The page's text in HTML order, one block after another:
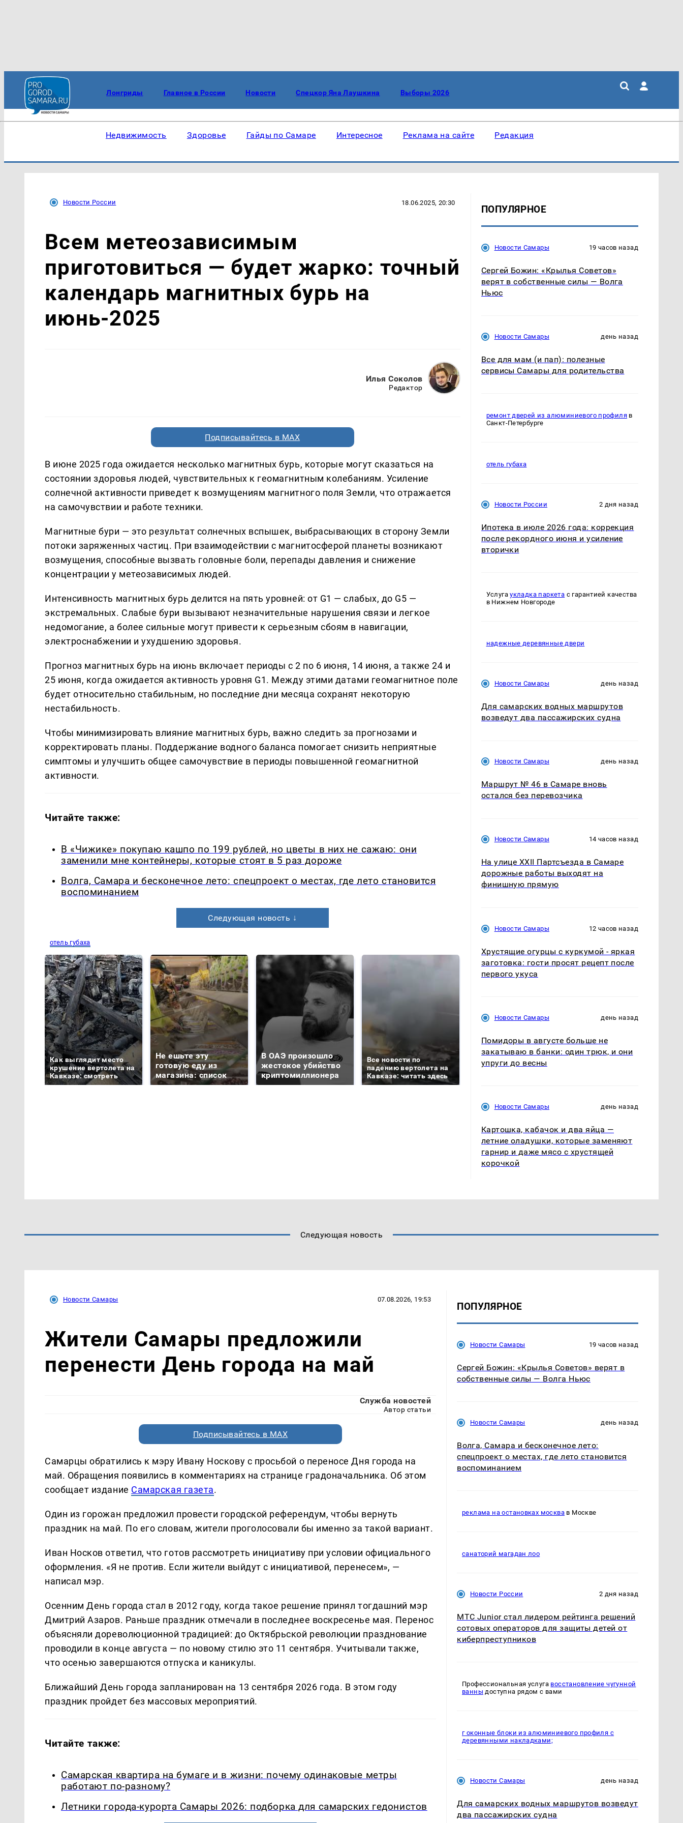
Лонгриды Главное в России Новости Спецкор Яна Лаушкина Выборы 2026
Недвижимость Здоровье Гайды по Самаре Интересное Реклама на сайте Редакция
Новости России 18.06.2025, 20:30
Всем метеозависимым
приготовиться — будет жарко: точный
календарь магнитных бурь на
июнь-2025
Илья Соколов
Редактор
Подписывайтесь в MAX
В июне 2025 года ожидается несколько магнитных бурь, которые могут сказаться на
состоянии здоровья людей, чувствительных к геомагнитным колебаниям. Усиление
солнечной активности приведет к возмущениям магнитного поля Земли, что отражается
на самочувствии и работе техники.
Магнитные бури — это результат солнечных вспышек, выбрасывающих в сторону Земли
потоки заряженных частиц. При взаимодействии с магнитосферой планеты возникают
возмущения, способные вызвать головные боли, перепады давления и снижение
концентрации у метеозависимых людей.
Интенсивность магнитных бурь делится на пять уровней: от G1 — слабых, до G5 —
экстремальных. Слабые бури вызывают незначительные нарушения связи и легкое
недомогание, а более сильные могут привести к серьезным сбоям в навигации,
электроснабжении и ухудшению здоровья.
Прогноз магнитных бурь на июнь включает периоды с 2 по 6 июня, 14 июня, а также 24 и
25 июня, когда ожидается активность уровня G1. Между этими датами геомагнитное поле
будет относительно стабильным, но последние дни месяца сохранят некоторую
нестабильность.
Чтобы минимизировать влияние магнитных бурь, важно следить за прогнозами и
корректировать планы. Поддержание водного баланса помогает снизить неприятные
симптомы и улучшить общее самочувствие в периоды повышенной геомагнитной
активности.
Читайте также:
В «Чижике» покупаю кашпо по 199 рублей, но цветы в них не сажаю: они
заменили мне контейнеры, которые стоят в 5 раз дороже
Волга, Самара и бесконечное лето: спецпроект о местах, где лето становится
воспоминанием
Следующая новость ↓
отель губаха
Как выглядит место
крушение вертолета на
Кавказе: смотреть
Не ешьте эту
готовую еду из
магазина: список
В ОАЭ произошло
жестокое убийство
криптомиллионера
Все новости по
падению вертолета на
Кавказе: читать здесь
Таких событий не
было с 1945: чего
ПОПУЛЯРНОЕ
Новости Самары 19 часов назад
Сергей Божин: «Крылья Советов»
верят в собственные силы — Волга
Ньюс
Новости Самары день назад
Все для мам (и пап): полезные
сервисы Самары для родительства
ремонт дверей из алюминиевого профиля в
Санкт-Петербурге
отель губаха
Новости России 2 дня назад
Ипотека в июле 2026 года: коррекция
после рекордного июня и усиление
вторички
Услугаукладка паркета с гарантией качества
в Нижнем Новгороде
надежные деревянные двери
Новости Самары день назад
Для самарских водных маршрутов
возведут два пассажирских судна
Новости Самары день назад
Маршрут № 46 в Самаре вновь
остался без перевозчика
Новости Самары 14 часов назад
На улице XXII Партсъезда в Самаре
дорожные работы выходят на
финишную прямую
Новости Самары 12 часов назад
Хрустящие огурцы с куркумой - яркая
заготовка: гости просят рецепт после
первого укуса
Новости Самары день назад
Помидоры в августе больше не
закатываю в банки: один трюк, и они
упруги до весны
Новости Самары день назад
Картошка, кабачок и два яйца —
летние оладушки, которые заменяют
гарнир и даже мясо с хрустящей
корочкой
Следующая новость
Новости Самары 07.08.2026, 19:53
Жители Самары предложили
перенести День города на май
Служба новостей
Автор статьи
Подписывайтесь в MAX
Самарцы обратились к мэру Ивану Носкову с просьбой о переносе Дня города на
май. Обращения появились в комментариях на странице градоначальника. Об этом
сообщает издание Самарская газета.
Один из горожан предложил провести городской референдум, чтобы вернуть
праздник на май. По его словам, жители проголосовали бы именно за такой вариант.
Иван Носков ответил, что готов рассмотреть инициативу при условии официального
оформления. «Я не против. Если жители выйдут с инициативой, перенесем», —
написал мэр.
Осенним День города стал в 2012 году, когда такое решение принял тогдашний мэр
Дмитрий Азаров. Раньше праздник отмечали в последнее воскресенье мая. Перенос
объясняли дореволюционной традицией: до Октябрьской революции празднование
проводили в конце августа — по новому стилю это 11 сентября. Учитывали также,
что осенью завершаются отпуска и каникулы.
Ближайший День города запланирован на 13 сентября 2026 года. В этом году
праздник пройдет без массовых мероприятий.
Читайте также:
Самарская квартира на бумаге и в жизни: почему одинаковые метры
работают по-разному?
Летники города-курорта Самары 2026: подборка для самарских гедонистов
ПОПУЛЯРНОЕ
Новости Самары 19 часов назад
Сергей Божин: «Крылья Советов» верят в
собственные силы — Волга Ньюс
Новости Самары день назад
Волга, Самара и бесконечное лето:
спецпроект о местах, где лето становится
воспоминанием
реклама на остановках москвав Москве
санаторий магадан лоо
Новости России 2 дня назад
МТС Junior стал лидером рейтинга решений
сотовых операторов для защиты детей от
киберпреступников
Профессиональная услуга восстановление чугунной
ванны доступна рядом с вами
г оконные блоки из алюминиевого профиля с
деревянными накладками;
Новости Самары день назад
Для самарских водных маршрутов возведут
два пассажирских судна